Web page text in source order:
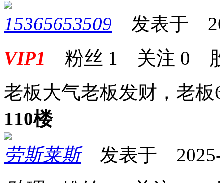
15365653509 发表于
VIP1 粉丝 1 关注 0
老板大气老板发财，老板
110楼
劳斯莱斯发表于 2025-